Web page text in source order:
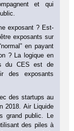
et qui
exposant ? Est-
exposants sur
en payant
? La logique en
du CES est de
des exposants
des startups au
2018. Air Liquide
grand public. Le
des piles à